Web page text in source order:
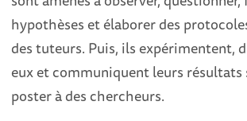
hypothèses et élaborer des
des tuteurs. Puis, ils expérimentent,
eux et communiquent leurs résultats
poster à des chercheurs.